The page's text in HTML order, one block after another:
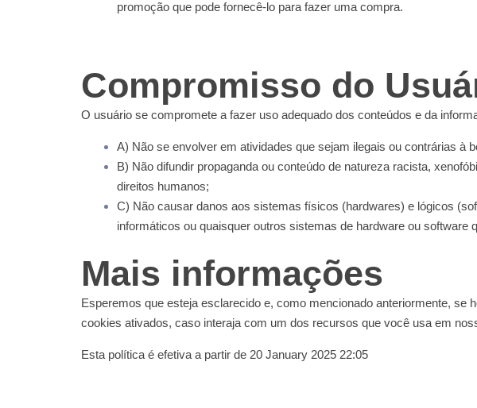
promoção que pode fornecê-lo para fazer uma compra.
Compromisso do
O usuário se compromete a fazer uso adequado dos conteúdos e da
A) Não se envolver em atividades que sejam ilegais ou contrárias à
B) Não difundir propaganda ou conteúdo de natureza racista,
direitos humanos;
C) Não causar danos aos sistemas físicos (hardwares) e lógicos
informáticos ou quaisquer outros sistemas de hardware ou
Mais informações
Esperemos que esteja esclarecido e, como mencionado anteriormente,
cookies ativados, caso interaja com um dos recursos que você usa em
Esta política é efetiva a partir de 20 January 2025 22:05